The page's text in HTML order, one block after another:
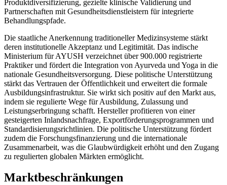
Produktdiversifizierung, gezielte klinische Validierung und
Partnerschaften mit Gesundheitsdienstleistern für integrierte
Behandlungspfade.
Die staatliche Anerkennung traditioneller Medizinsysteme stärkt
deren institutionelle Akzeptanz und Legitimität. Das indische
Ministerium für AYUSH verzeichnet über 900.000 registrierte
Praktiker und fördert die Integration von Ayurveda und Yoga in die
nationale Gesundheitsversorgung. Diese politische Unterstützung
stärkt das Vertrauen der Öffentlichkeit und erweitert die formale
Ausbildungsinfrastruktur. Sie wirkt sich positiv auf den Markt aus,
indem sie regulierte Wege für Ausbildung, Zulassung und
Leistungserbringung schafft. Hersteller profitieren von einer
gesteigerten Inlandsnachfrage, Exportförderungsprogrammen und
Standardisierungsrichtlinien. Die politische Unterstützung fördert
zudem die Forschungsfinanzierung und die internationale
Zusammenarbeit, was die Glaubwürdigkeit erhöht und den Zugang
zu regulierten globalen Märkten ermöglicht.
Marktbeschränkungen